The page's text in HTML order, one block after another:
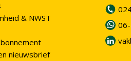
& NWST
nieuwsbrief